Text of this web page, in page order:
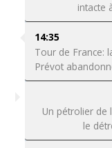
intacte
14:35
Tour de France:
Prévot
Un pétrolier de
le